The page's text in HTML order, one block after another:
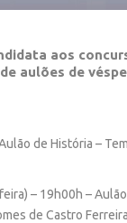
aos
aulões de
de História –
– 19h00h –
de Castro Ferreira